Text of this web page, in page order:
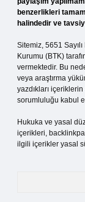
benzerlikleri
halindedir ve
Sitemiz, 5651
Kurumu (BTK)
vermektedir. Bu
veya araştırma
yazdıkları
sorumluluğu kabul
Hukuka ve yasal
içerikleri,
ilgili içerikler yasal